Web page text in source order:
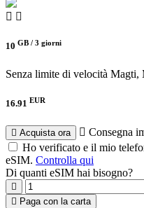
10 GB / 3 giorni
Senza limite di velocità Magti,
16.91 EUR
Acquista ora
Consegna
Ho verificato e il mio
eSIM. Controlla qui
Di quanti eSIM hai bisogno?
Paga con la carta